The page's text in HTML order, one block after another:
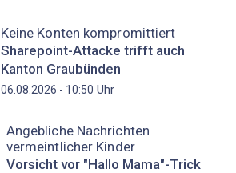
Keine Konten kompromittiert
Sharepoint-Attacke trifft auch
Kanton Graubünden
06.08.2026 - 10:50 Uhr
Angebliche Nachrichten
vermeintlicher Kinder
Vorsicht vor "Hallo Mama"-Trick